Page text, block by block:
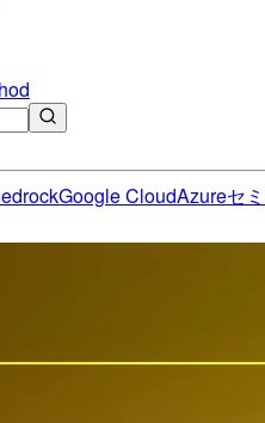
Google CloudAzureセ